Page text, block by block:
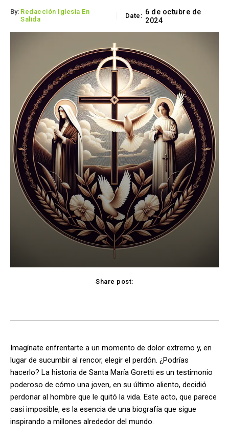
By: Redacción Iglesia En
Salida
Date: 6 de octubre de
2024
Share post:
Imagínate enfrentarte a un momento de dolor extremo y, en
lugar de sucumbir al rencor, elegir el perdón. ¿Podrías
hacerlo? La historia de Santa María Goretti es un testimonio
poderoso de cómo una joven, en su último aliento, decidió
perdonar al hombre que le quitó la vida. Este acto, que parece
casi imposible, es la esencia de una biografía que sigue
inspirando a millones alrededor del mundo.